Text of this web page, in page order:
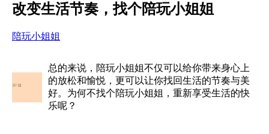
改变生活节奏，找个陪玩小姐姐
陪玩小姐姐
总的来说，陪玩小姐姐不仅可以给你带来身心上
的放松和愉悦，更可以让你找回生活的节奏与美
好。为何不找个陪玩小姐姐，重新享受生活的快
乐呢？